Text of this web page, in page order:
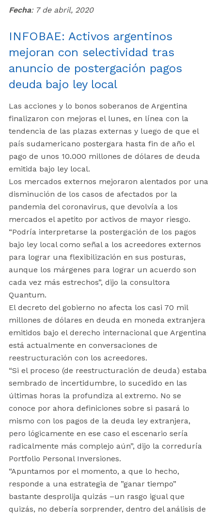
Fecha: 7 de abril, 2020
INFOBAE: Activos argentinos
mejoran con selectividad tras
anuncio de postergación pagos
deuda bajo ley local
Las acciones y lo bonos soberanos de Argentina
finalizaron con mejoras el lunes, en línea con la
tendencia de las plazas externas y luego de que el
país sudamericano postergara hasta fin de año el
pago de unos 10.000 millones de dólares de deuda
emitida bajo ley local.
Los mercados externos mejoraron alentados por una
disminución de los casos de afectados por la
pandemia del coronavirus, que devolvía a los
mercados el apetito por activos de mayor riesgo.
“Podría interpretarse la postergación de los pagos
bajo ley local como señal a los acreedores externos
para lograr una flexibilización en sus posturas,
aunque los márgenes para lograr un acuerdo son
cada vez más estrechos”, dijo la consultora
Quantum.
El decreto del gobierno no afecta los casi 70 mil
millones de dólares en deuda en moneda extranjera
emitidos bajo el derecho internacional que Argentina
está actualmente en conversaciones de
reestructuración con los acreedores.
“Si el proceso (de reestructuración de deuda) estaba
sembrado de incertidumbre, lo sucedido en las
últimas horas la profundiza al extremo. No se
conoce por ahora definiciones sobre si pasará lo
mismo con los pagos de la deuda ley extranjera,
pero lógicamente en ese caso el escenario sería
radicalmente más complejo aún”, dijo la correduría
Portfolio Personal Inversiones.
“Apuntamos por el momento, a que lo hecho,
responde a una estrategia de ”ganar tiempo”
bastante desprolija quizás –un rasgo igual que
quizás, no debería sorprender, dentro del análisis de